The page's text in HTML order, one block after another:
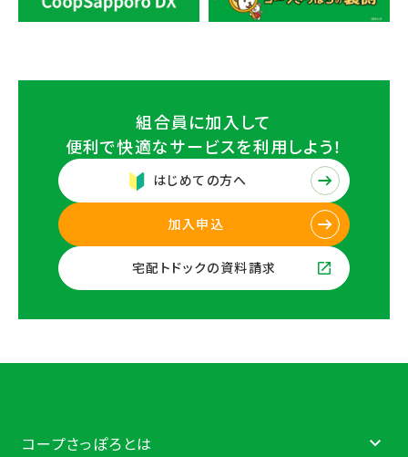
組合員に加入して
便利で快適なサービスを利用しよう！
はじめての方へ
加入申込
宅配トドックの資料請求
コープさっぽろとは